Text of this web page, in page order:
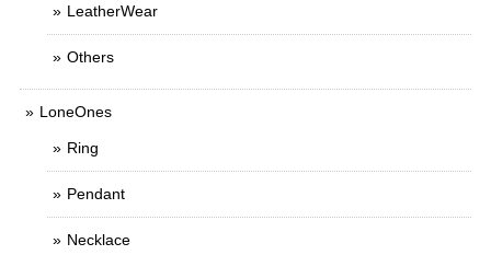
LeatherWear
Others
LoneOnes
Ring
Pendant
Necklace